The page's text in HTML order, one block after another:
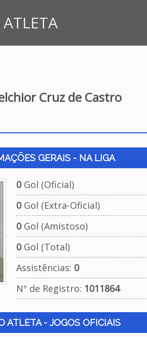
Cruz de Castro
GERAIS - NA LIGA
0Gol (Oficial)
0Gol (Extra-Oficial)
0Gol (Amistoso)
0Gol (Total)
Assistências: 0
Nº de Registro: 1011864
ATLETA - JOGOS OFICIAIS